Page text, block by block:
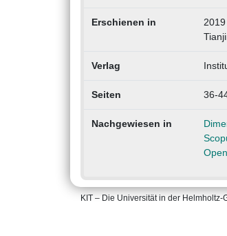
Erschienen in
Verlag
Seiten 36-
Nachgewiesen in
KIT – Die Universität in der Helmholtz-